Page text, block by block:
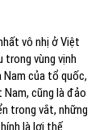
vô nhị ở Việt
trong vùng vịnh
Nam của tổ quốc,
cũng là đảo
trong vắt, những
là lợi thế